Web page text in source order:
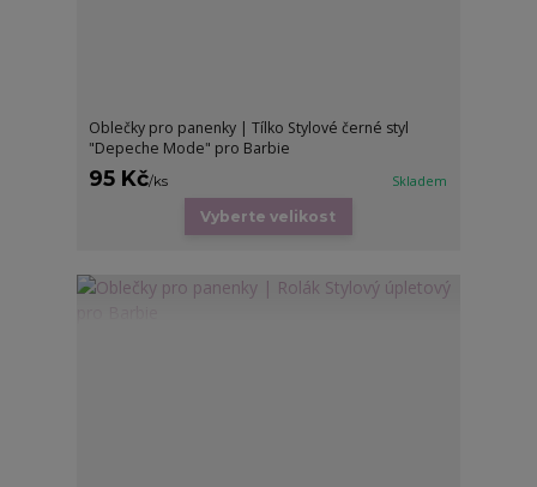
Oblečky pro panenky | Tílko Stylové černé styl
"Depeche Mode" pro Barbie
95 Kč/ks Skladem
Vyberte velikost